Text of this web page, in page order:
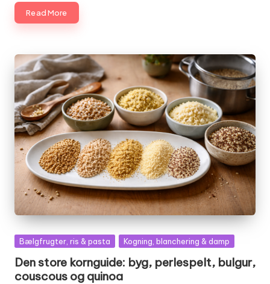
Read More
Posted
Bælgfrugter, ris & pasta Kogning, blanchering & damp
Den store kornguide: byg, perlespelt, bulgur,
couscous og quinoa